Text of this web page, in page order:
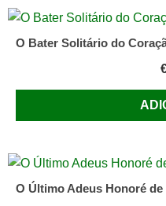
O Bater Solitário do
O Último Adeus Honoré de